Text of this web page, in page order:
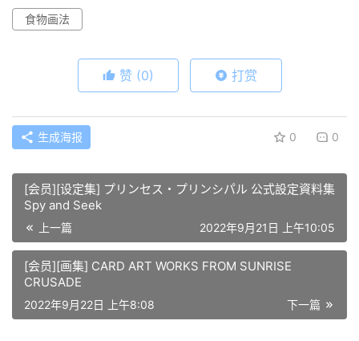
食物画法
赞 (0) 打赏
生成海报 0 0
[会员][设定集] プリンセス・プリンシパル 公式設定資料集
Spy and Seek
上一篇 2022年9月21日 上午10:05
[会员][画集] CARD ART WORKS FROM SUNRISE
CRUSADE
下一篇
2022年9月22日 上午8:08